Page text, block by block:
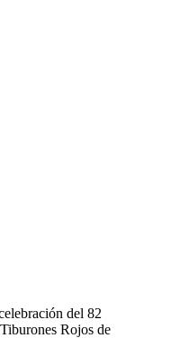
del 82
Rojos de